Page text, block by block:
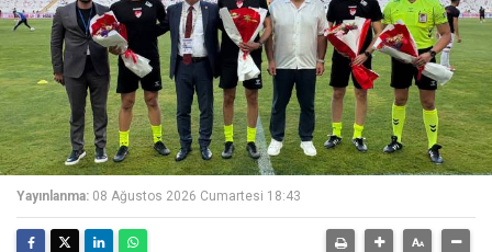
Yayınlanma: 08 Ağustos 2026 Cumartesi 18:43